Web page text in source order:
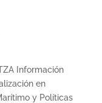
Información
en
y Políticas